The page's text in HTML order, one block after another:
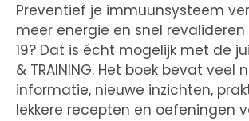
Preventief je immuunsysteem
meer energie en snel revalideren
19? Dat is écht mogelijk met de
& TRAINING. Het boek bevat veel
informatie, nieuwe inzichten,
lekkere recepten en oefeningen